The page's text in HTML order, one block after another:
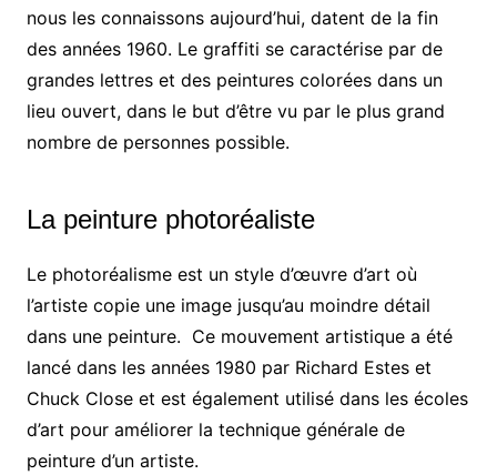
nous les connaissons aujourd’hui, datent de la fin
des années 1960. Le graffiti se caractérise par de
grandes lettres et des peintures colorées dans un
lieu ouvert, dans le but d’être vu par le plus grand
nombre de personnes possible.
La peinture photoréaliste
Le photoréalisme est un style d’œuvre d’art où
l’artiste copie une image jusqu’au moindre détail
dans une peinture. Ce mouvement artistique a été
lancé dans les années 1980 par Richard Estes et
Chuck Close et est également utilisé dans les écoles
d’art pour améliorer la technique générale de
peinture d’un artiste.